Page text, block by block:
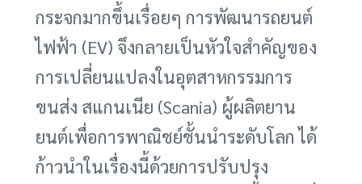
กระจกมากขึ้นเรื่อยๆ การพัฒนารถยนต์
ไฟฟ้า (EV) จึงกลายเป็นหัวใจสำคัญของ
การเปลี่ยนแปลงในอุตสาหกรรมการ
ขนส่ง สแกนเนีย (Scania) ผู้ผลิตยาน
ยนต์เพื่อการพาณิชย์ชั้นนำระดับโลก ได้
ก้าวนำในเรื่องนี้ด้วยการปรับปรุง